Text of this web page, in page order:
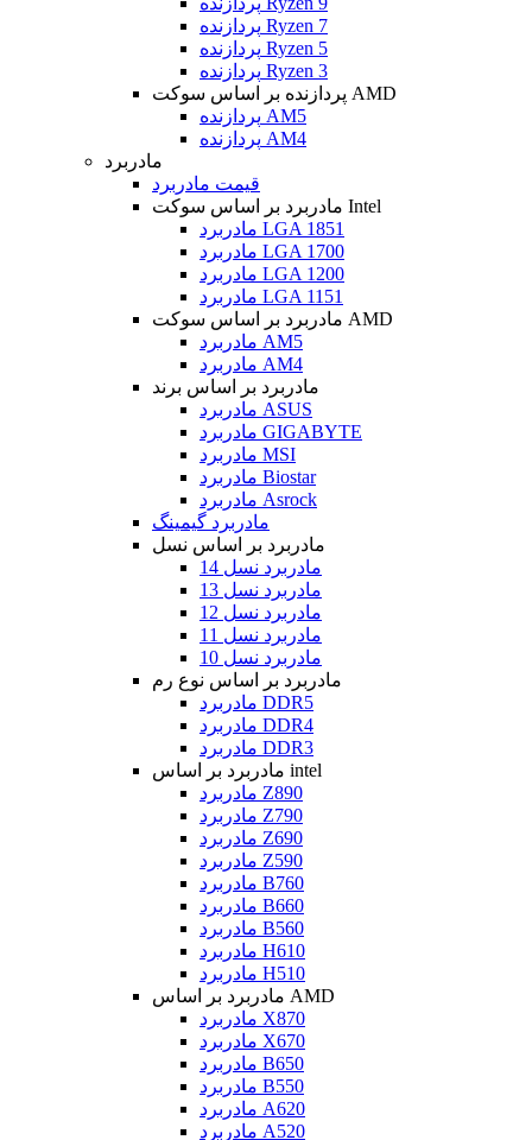
پردازنده Ryzen 7
پردازنده Ryzen 5
پردازنده Ryzen 3
پردازنده بر اساس سوکت AMD
پردازنده AM5
پردازنده AM4
مادربرد
قیمت مادربرد
مادربرد بر اساس سوکت Intel
مادربرد LGA 1851
مادربرد LGA 1700
مادربرد LGA 1200
مادربرد LGA 1151
مادربرد بر اساس سوکت AMD
مادربرد AM5
مادربرد AM4
مادربرد بر اساس برند
مادربرد ASUS
مادربرد GIGABYTE
مادربرد MSI
مادربرد Biostar
مادربرد Asrock
مادربرد گیمینگ
مادربرد بر اساس نسل
مادربرد نسل 14
مادربرد نسل 13
مادربرد نسل 12
مادربرد نسل 11
مادربرد نسل 10
مادربرد بر اساس نوع رم
مادربرد DDR5
مادربرد DDR4
مادربرد DDR3
مادربرد بر اساس intel
مادربرد Z890
مادربرد Z790
مادربرد Z690
مادربرد Z590
مادربرد B760
مادربرد B660
مادربرد B560
مادربرد H610
مادربرد H510
مادربرد بر اساس AMD
مادربرد X870
مادربرد X670
مادربرد B650
مادربرد B550
مادربرد A620
مادربرد A520